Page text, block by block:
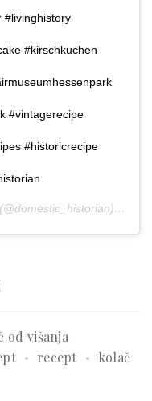
#livinghistory
#kirschkuchen
#vintagerecipe
#historicrecipe
(@domestic_historian) on
od višanja
recept kolač